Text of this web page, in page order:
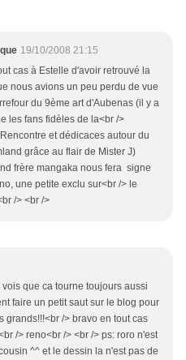
19/10/2008 21:15
cas à Estelle d'avoir retrouvé la
nous avions un peu perdu de vue
du 9ème art d'Aubenas (il y a
les fans fidèles de la<br />
et dédicaces autour du
grâce au flair de Mister J)
frère mangaka nous fera signe
une petite exclu sur<br /> le
/> <br />
que ca tourne toujours aussi
faire un petit saut sur le blog pour
grands!!!<br /> bravo en tout cas
/> reno<br /> <br /> ps: roro n'est
^^ et le dessin la n'est pas de